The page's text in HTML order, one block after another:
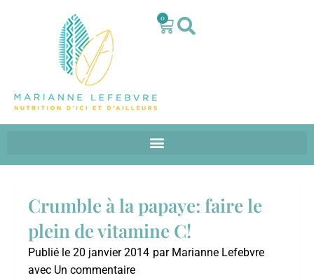
0
Crumble à la papaye: faire le
plein de vitamine C!
Publié le 20 janvier 2014 par Marianne Lefebvre
avec Un commentaire